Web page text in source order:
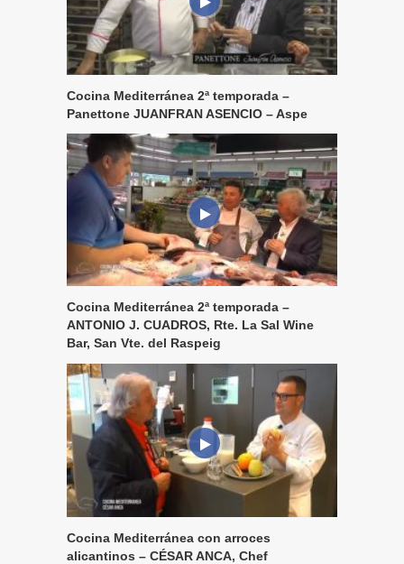
Cocina Mediterránea 2ª temporada –
Panettone JUANFRAN ASENCIO – Aspe
Cocina Mediterránea 2ª temporada –
ANTONIO J. CUADROS, Rte. La Sal Wine
Bar, San Vte. del Raspeig
Cocina Mediterránea con arroces
alicantinos – CÉSAR ANCA, Chef